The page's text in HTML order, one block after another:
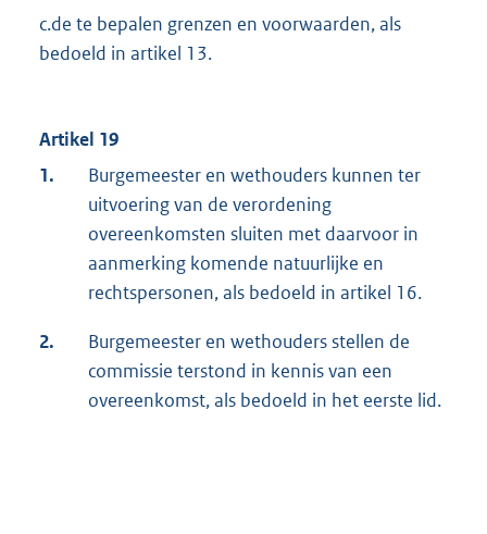
c.de te bepalen grenzen en voorwaarden, als
bedoeld in artikel 13.
Artikel 19
1.
Burgemeester en wethouders kunnen ter
uitvoering van de verordening
overeenkomsten sluiten met daarvoor in
aanmerking komende natuurlijke en
rechtspersonen, als bedoeld in artikel 16.
2.
Burgemeester en wethouders stellen de
commissie terstond in kennis van een
overeenkomst, als bedoeld in het eerste lid.